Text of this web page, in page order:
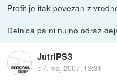
Profit je itak povezan z
Delnica pa ni nujno odraz
JutriPS3
::7. maj 2007, 13:31